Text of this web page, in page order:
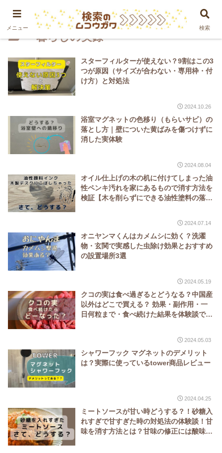
＊暮らしの実録
スターフィルターが使えない？9割はこの3
つが原因（サイズが合わない・専用枠・付
け方）と対処法
2024.10.26
浴室マグネットの色移り（もらいサビ）の
落とし方｜壁についた黄ばみを傷つけずに
消した実体験
2024.08.04
オイル仕上げの木の机に付けてしまった油
性ペンキ汚れを家にあるもので消す方法を
検証【木を削らずにできる油性塗料の落と
2024.07.14
オニヤンマくんはカメムシに効く？洗濯
物・玄関で実感した虫除け効果とおすすめ
の設置場所3選
2024.05.19
クコの実は食べ過ぎるとどうなる？中国産
以外はどこで買える？ 効果・副作用・一
日何粒まで・食べ続けた結果を体験談で解
2024.05.03
シャワーフック マグネットのデメリット
は？実際に使っているtower商品レビュー
2024.04.25
ミートソースが甘い時どうする？！砂糖入
れすぎで甘すぎた時の対処法の体験談！甘
味を消す方法とは？甘味の修正には酸味・
メニュー 検索